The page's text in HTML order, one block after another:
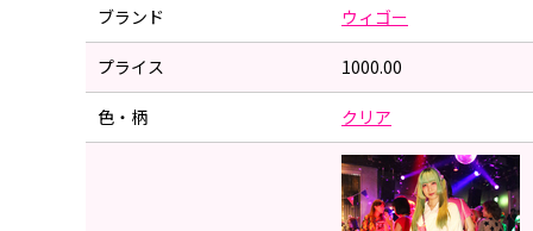
ブランド ウィゴー
プライス 1000.00
色・柄 クリア